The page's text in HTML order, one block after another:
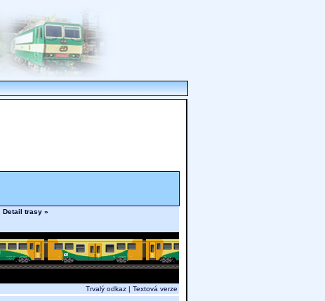
Detail trasy »
Trvalý odkaz | Textová verze